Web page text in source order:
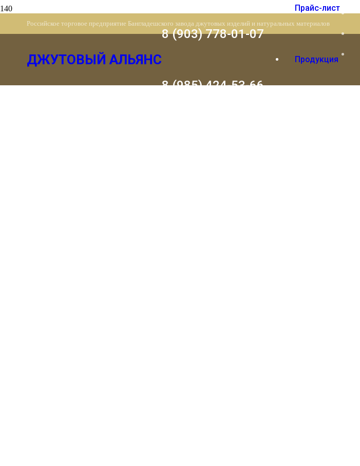
Российское торговое предприятие Бангладешского завода джутовых изделий и натуральных материалов
ДЖУТОВЫЙ АЛЬЯНС
8 (903) 778-01-07
8 (985) 424-53-66
Прайс-лист
Продукция